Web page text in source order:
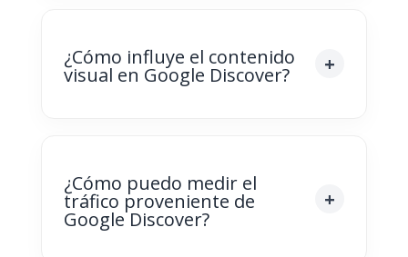
¿Cómo influye el contenido
visual en Google Discover?
¿Cómo puedo medir el
tráfico proveniente de
Google Discover?